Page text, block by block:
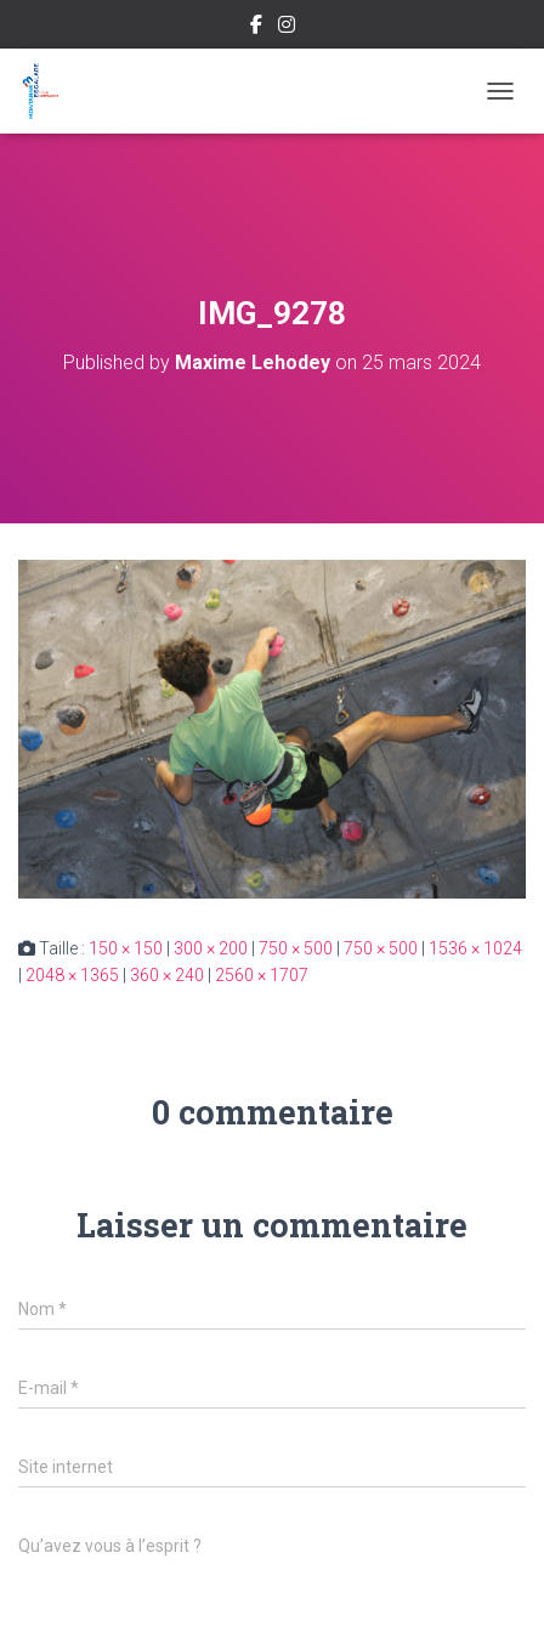
IMG_9278
Published by Maxime Lehodey on 25 mars 2024
Taille : 150 × 150 300 × 200 750 × 500 750 × 500
1536 × 1024
2048 × 1365 360 × 240 2560 × 1707
0 commentaire
Laisser un commentaire
Nom *
E-mail *
Site internet
Qu’avez vous à l’esprit ?